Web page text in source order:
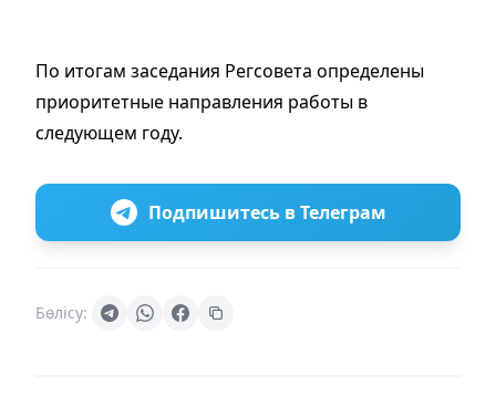
По итогам заседания Регсовета определены
приоритетные направления работы в
следующем году.
Подпишитесь в Телеграм
Бөлісу: